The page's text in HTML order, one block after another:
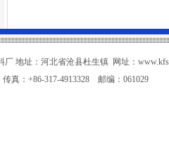
地址：河北省沧县杜生镇 网址：
真：+86-317-4913328 邮编：061029